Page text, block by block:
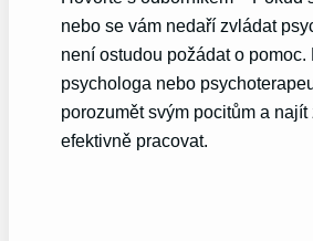
nebo se vám nedaří zvládat
není ostudou požádat o pomoc.
psychologa nebo
porozumět svým pocitům a
efektivně pracovat.